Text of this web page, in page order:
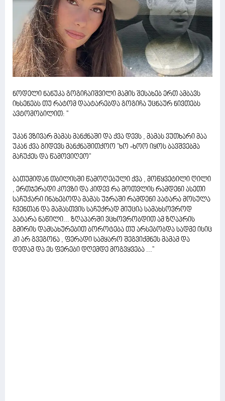
ნოდელი ნანუკა გოგიჩაიშვილი მამის შესახებ ერთ ამბავს
იხსენებს თუ რატომ დაატარებდა გოგიჩა უცნაურ ნივთებს
ავტომობილით: ''
უკან ვზივარ მამას მანქნაში და ქვა დევს , მამას ვუთხარი მაა
უკან ქვა გიდევს მანქნაშითქოო "ხო -ხოო იყოს ბავშვებმა
მაჩუქეს და წამოვიღეო"
ბათუმიდან თბილისში წამოღებული ქვა , მოწყვეტილი ღილი
, ერთჯერადი კოვზი და კიდევ რა მოთვლის რამდენი ასეთი
საჩუქარი ინახებოდა მამას უჯრაში რამდენი პატარა მოსულა
ჩვენთან და მამასთვის საჩუქრად მიუცია სამახსოვროდ
პატარა ნაწილი... ზღაპარში ვცხოვრობდით ამ ზღაპრის
გმირის დამსახურებით ბოროტება თუ არსებობდა სადმე ისიც
კი არ გვეგონა , ფერადი სამყარო შეგვიქმნეს მამამ და
დედამ და ეს ფერები დღემდე მოგვყვება ...''